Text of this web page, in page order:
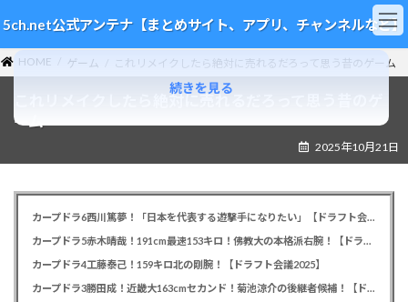
ン
テ
ン
ツ
ビ
ゲ
ー
シ
5ch.net公式アンテナ【まとめサイト、アプリ、チャンネルなど】
HOME ゲーム これリメイクしたら絶対に売れるだろって思う昔のゲーム
これリメイクしたら絶対に売れるだろって思う昔のゲ
ーム
2025年10月21日
カープドラ6西川篤夢！「日本を代表する遊撃手になりたい」【ドラフト会議2025】
カープドラ5赤木晴哉！191cm最速153キロ！佛教大の本格派右腕！【ドラフト会議2025】
カープドラ4工藤泰己！159キロ北の剛腕！【ドラフト会議2025】
カープドラ3勝田成！近畿大163cmセカンド！菊池涼介の後継者候補！【ドラフト会議2025】
続きを見る